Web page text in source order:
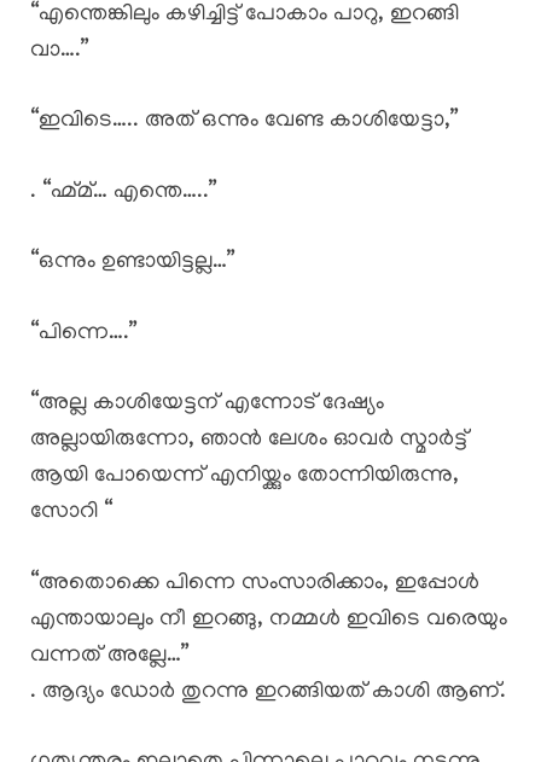
“എന്തെങ്കിലും കഴിച്ചിട്ട് പോകാം പാറു, ഇറങ്ങി
വാ….”
“ഇവിടെ….. അത് ഒന്നും വേണ്ട കാശിയേട്ടാ,”
. “ഹ്മ്മ്… എന്തെ…..”
“ഒന്നും ഉണ്ടായിട്ടല്ല…”
“പിന്നെ….”
“അല്ല കാശിയേട്ടന് എന്നോട് ദേഷ്യം
അല്ലായിരുന്നോ, ഞാൻ ലേശം ഓവർ സ്മാർട്ട്‌
ആയി പോയെന്ന് എനിയ്ക്കും തോന്നിയിരുന്നു,
സോറി “
“അതൊക്കെ പിന്നെ സംസാരിക്കാം, ഇപ്പോൾ
എന്തായാലും നീ ഇറങ്ങു, നമ്മൾ ഇവിടെ വരെയും
വന്നത് അല്ലേ…”
. ആദ്യം ഡോർ തുറന്നു ഇറങ്ങിയത് കാശി ആണ്.